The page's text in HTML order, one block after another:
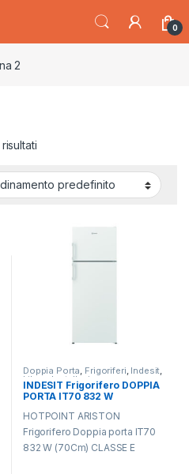
0
2
Doppia Porta, Frigoriferi, Indesit,
Libera Installazione
INDESIT Frigorifero DOPPIA
PORTA IT70 832 W
HOTPOINT ARISTON
Frigorifero Doppia porta IT70
832 W (70Cm) CLASSE E